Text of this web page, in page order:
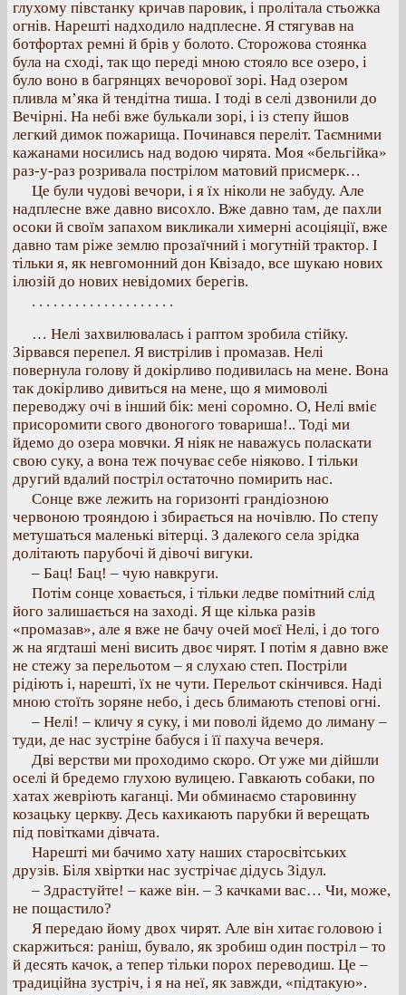
глухому півстанку кричав паровик, і пролітала стьожка
огнів. Нарешті надходило надплесне. Я стягував на
ботфортах ремні й брів у болото. Сторожова стоянка
була на сході, так що переді мною стояло все озеро, і
було воно в багрянцях вечорової зорі. Над озером
пливла м’яка й тендітна тиша. І тоді в селі дзвонили до
Вечірні. На небі вже булькали зорі, і із степу йшов
легкий димок пожарища. Починався переліт. Таємними
кажанами носились над водою чирята. Моя «бельгійка»
раз-у-раз розривала пострілом матовий присмерк…
Це були чудові вечори, і я їх ніколи не забуду. Але
надплесне вже давно висохло. Вже давно там, де пахли
осоки й своїм запахом викликали химерні асоціяції, вже
давно там ріже землю прозаїчний і могутній трактор. І
тільки я, як невгомонний дон Квізадо, все шукаю нових
ілюзій до нових невідомих берегів.
. . . . . . . . . . . . . . . . . . . .
… Нелі захвилювалась і раптом зробила стійку.
Зірвався перепел. Я вистрілив і промазав. Нелі
повернула голову й докірливо подивилась на мене. Вона
так докірливо дивиться на мене, що я мимоволі
переводжу очі в інший бік: мені соромно. О, Нелі вміє
присоромити свого двоногого товариша!.. Тоді ми
йдемо до озера мовчки. Я ніяк не наважусь поласкати
свою суку, а вона теж почуває себе ніяково. І тільки
другий вдалий постріл остаточно помирить нас.
Сонце вже лежить на горизонті грандіозною
червоною трояндою і збирається на ночівлю. По степу
метушаться маленькі вітерці. З далекого села зрідка
долітають парубочі й дівочі вигуки.
– Бац! Бац! – чую навкруги.
Потім сонце ховається, і тільки ледве помітний слід
його залишається на заході. Я ще кілька разів
«промазав», але я вже не бачу очей моєї Нелі, і до того
ж на ягдташі мені висить двоє чирят. І потім я давно вже
не стежу за перельотом – я слухаю степ. Постріли
рідіють і, нарешті, їх не чути. Перельот скінчився. Наді
мною стоїть зоряне небо, і десь блимають степові огні.
– Нелі! – кличу я суку, і ми поволі йдемо до лиману –
туди, де нас зустріне бабуся і її пахуча вечеря.
Дві верстви ми проходимо скоро. От уже ми дійшли
оселі й бредемо глухою вулицею. Гавкають собаки, по
хатах жевріють каганці. Ми обминаємо старовинну
козацьку церкву. Десь кахикають парубки й верещать
під повітками дівчата.
Нарешті ми бачимо хату наших старосвітських
друзів. Біля хвіртки нас зустрічає дідусь Зідул.
– Здрастуйте! – каже він. – 3 качками вас… Чи, може,
не пощастило?
Я передаю йому двох чирят. Але він хитає головою і
скаржиться: раніш, бувало, як зробиш один постріл – то
й десять качок, а тепер тільки порох переводиш. Це –
традиційна зустріч, і я на неї, як завжди, «підтакую».